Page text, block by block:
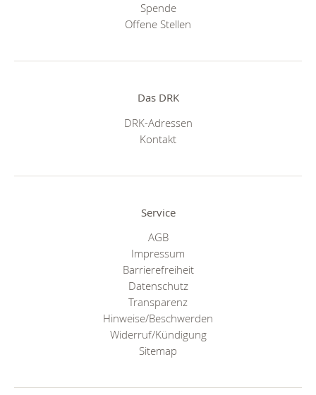
Spende
Offene Stellen
Das DRK
DRK-Adressen
Kontakt
Service
AGB
Impressum
Barrierefreiheit
Datenschutz
Transparenz
Hinweise/Beschwerden
Widerruf/Kündigung
Sitemap